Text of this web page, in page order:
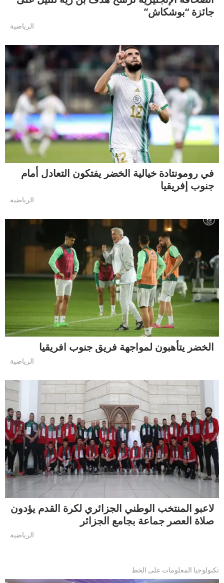
جائزة “بوشكاش”
الرياضية
في رومونتادة خيالية الخضر يفتكون التعادل أمام
جنوب إفريقيا
الرياضية
الخضر يتأهبون لمواجهة فريق جنوب افريقيا
الرياضية
لاعبو المنتخب الوطني الجزائري لكرة القدم يؤدون
صلاة العصر جماعة بجامع الجزائر
الرياضية
تكنولوجيا المعلومات على الخط